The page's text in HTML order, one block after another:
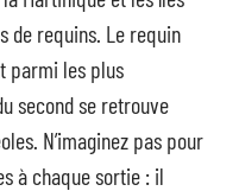
de requins. Le requin
parmi les plus
second se retrouve
N’imaginez pas pour
à chaque sortie : il